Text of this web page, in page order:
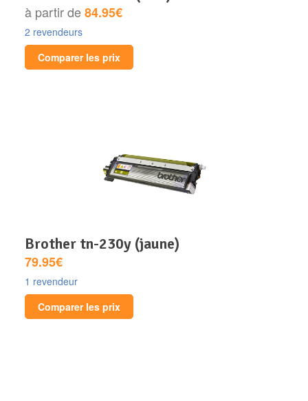
à partir de84.95€
2 revendeurs
Comparer les prix
brother tn-230y (jaune)
79.95€
1 revendeur
Comparer les prix